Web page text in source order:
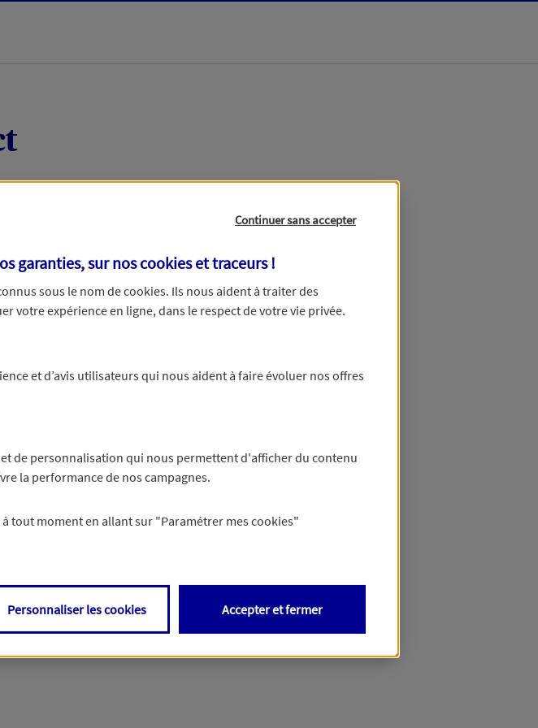
plus d’informations,
Continuer sans accepter
garanties, sur noscookies et traceurs!
sous le nom decookies. Ils nous aident à traiter des
votre expérience en ligne, dans le respect de votre vie privée.
et d’avis utilisateurs qui nous aident à faire évoluer nos offres
de personnalisation qui nous permettent d'afficher du contenu
la performance de nos campagnes.
à tout moment en allant sur "Paramétrer mes cookies"
Personnaliser les cookies Accepter et fermer